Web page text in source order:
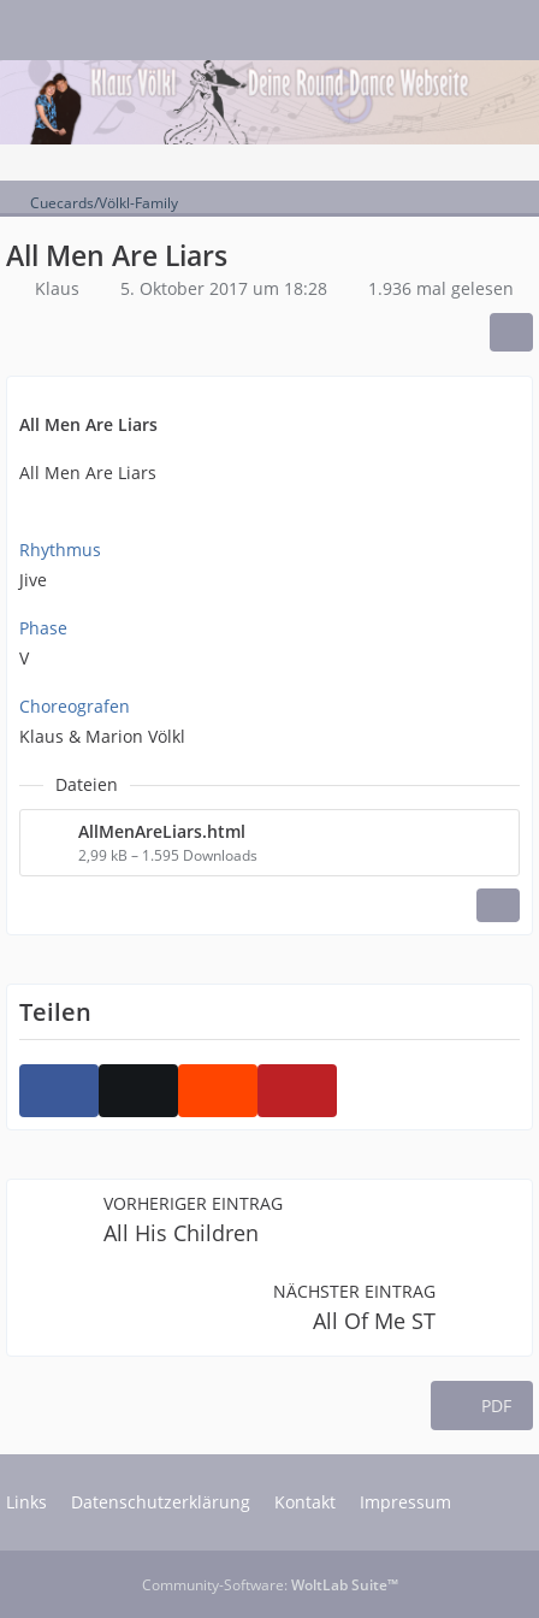
Cuecards/Völkl-Family
All Men Are Liars
Klaus 5. Oktober 2017 um 18:28 1.936 mal gelesen
All Men Are Liars
All Men Are Liars
Rhythmus
Jive
Phase
V
Choreografen
Klaus & Marion Völkl
Dateien
AllMenAreLiars.html
2,99 kB – 1.595 Downloads
Teilen
VORHERIGER EINTRAG
All His Children
NÄCHSTER EINTRAG
All Of Me ST
PDF
Links Datenschutzerklärung Kontakt Impressum
Community-Software: WoltLab Suite™